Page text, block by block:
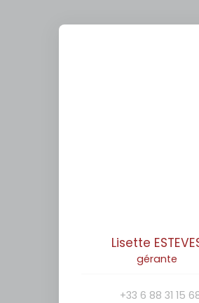
Lisette
gérante
+33 6 88 31 15